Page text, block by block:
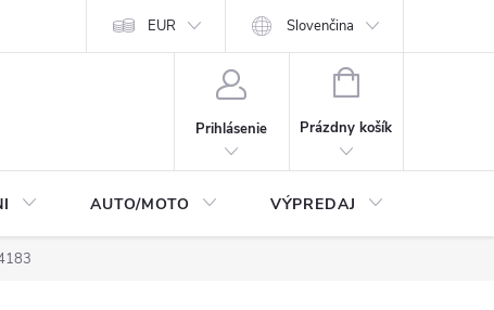
Moja objednávka Podmienky ochrany osobných údajov
EUR Slovenčina
Prihlásenie
NÁKUPNÝ
Prázdny košík
AUTO/MOTO VÝPREDAJ